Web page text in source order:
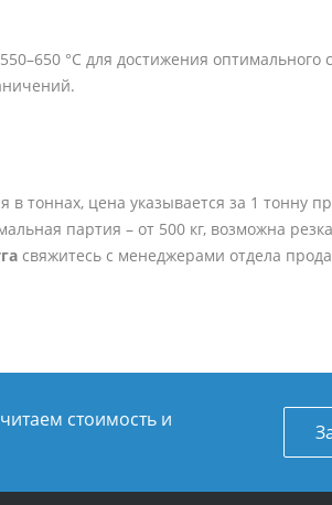
°C для достижения оптимального
тоннах, цена указывается за 1 тонну
партия – от 500 кг, возможна
свяжитесь с менеджерами отдела
стоимость и